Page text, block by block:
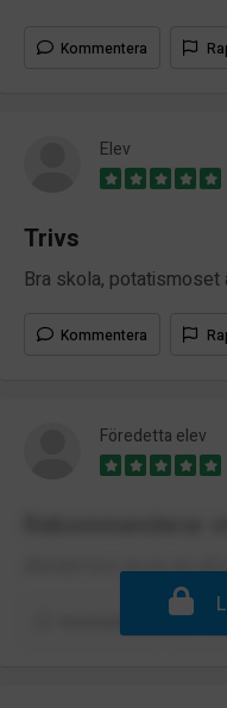
Kommentera
Elev
Trivs
Bra skola,
Kommentera
Föredetta elev
Allmänt bra skola att gå